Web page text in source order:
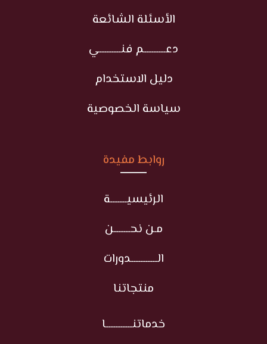
الأسئلة الشائعة
دعـــــــــم فنـــــــــي
دليل الاستخدام
سياسة الخصوصية
روابط مفيدة
الرئيسيـــــــة
مـن نحـــــــن
الـــــــــــدورات
منتجاتنا
خدماتنـــــــــــا